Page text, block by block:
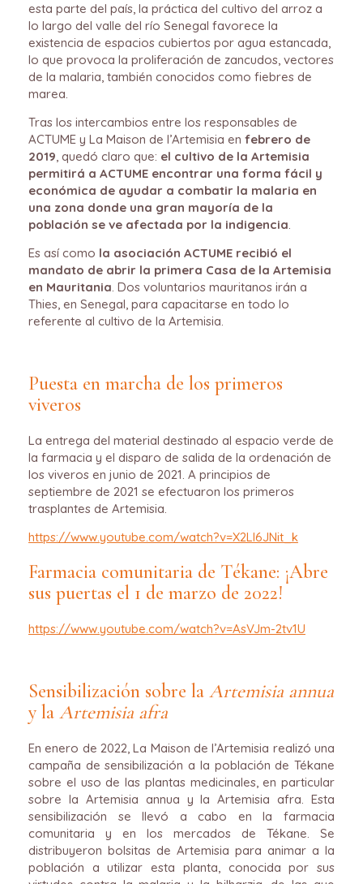
esta parte del país, la práctica del cultivo del arroz a
lo largo del valle del río Senegal favorece la
existencia de espacios cubiertos por agua estancada,
lo que provoca la proliferación de zancudos, vectores
de la malaria, también conocidos como fiebres de
marea.
Tras los intercambios entre los responsables de
ACTUME y La Maison de l’Artemisia en febrero de
2019, quedó claro que: el cultivo de la Artemisia
permitirá a ACTUME encontrar una forma fácil y
económica de ayudar a combatir la malaria en
una zona donde una gran mayoría de la
población se ve afectada por la indigencia.
Es así como la asociación ACTUME recibió el
mandato de abrir la primera Casa de la Artemisia
en Mauritania. Dos voluntarios mauritanos irán a
Thies, en Senegal, para capacitarse en todo lo
referente al cultivo de la Artemisia.
Puesta en marcha de los primeros
viveros
La entrega del material destinado al espacio verde de
la farmacia y el disparo de salida de la ordenación de
los viveros en junio de 2021. A principios de
septiembre de 2021 se efectuaron los primeros
trasplantes de Artemisia.
https://www.youtube.com/watch?v=X2Ll6JNit_k
Farmacia comunitaria de Tékane: ¡Abre
sus puertas el 1 de marzo de 2022!
https://www.youtube.com/watch?v=AsVJm-2tv1U
Sensibilización sobre la Artemisia annua
y la Artemisia afra
En enero de 2022, La Maison de l’Artemisia realizó una
campaña de sensibilización a la población de Tékane
sobre el uso de las plantas medicinales, en particular
sobre la Artemisia annua y la Artemisia afra. Esta
sensibilización se llevó a cabo en la farmacia
comunitaria y en los mercados de Tékane. Se
distribuyeron bolsitas de Artemisia para animar a la
población a utilizar esta planta, conocida por sus